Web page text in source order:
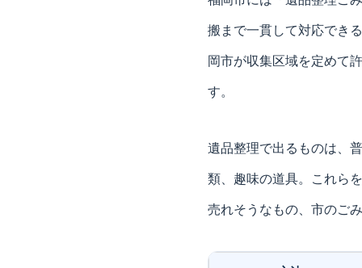
搬まで一貫して対応でき
岡市が収集区域を定めて
す。
遺品整理で出るものは、
類、趣味の道具。これら
売れそうなもの、市のご